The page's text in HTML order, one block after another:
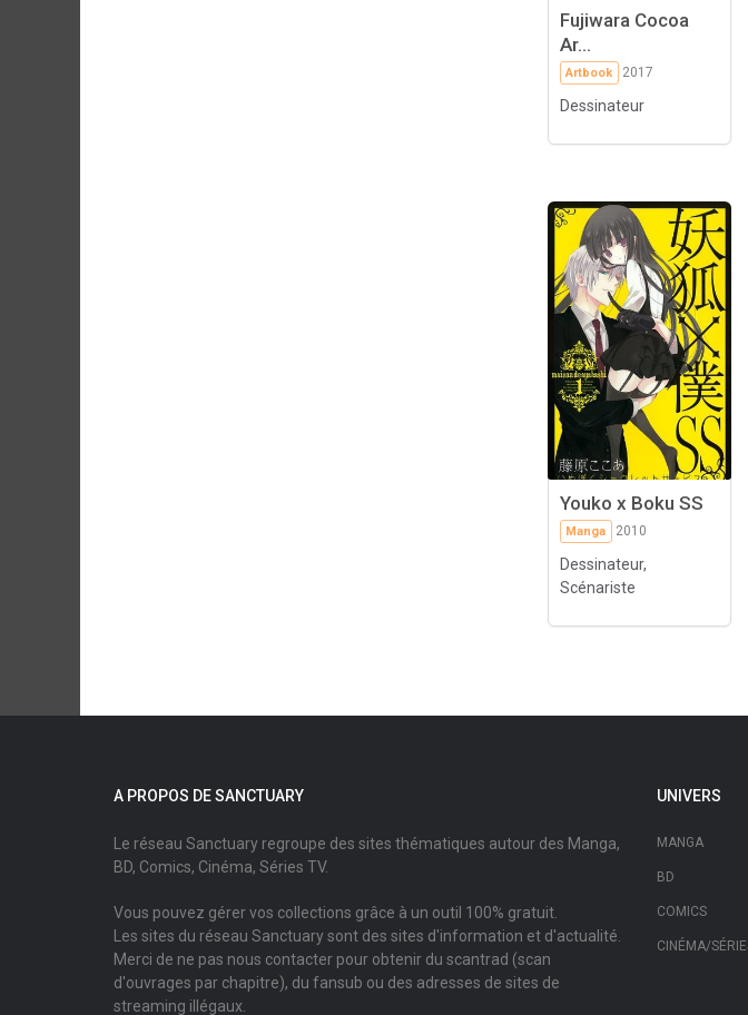
Fujiwara Cocoa
Ar...
Artbook 2017
Dessinateur
Youko x Boku SS
Manga 2010
Dessinateur,
Scénariste
A PROPOS DE SANCTUARY
Le réseau Sanctuary regroupe des sites thématiques autour des Manga,
BD, Comics, Cinéma, Séries TV.
Vous pouvez gérer vos collections grâce à un outil 100% gratuit.
Les sites du réseau Sanctuary sont des sites d'information et d'actualité.
Merci de ne pas nous contacter pour obtenir du scantrad (scan
d'ouvrages par chapitre), du fansub ou des adresses de sites de
streaming illégaux.
UNIVERS
MANGA
BD
COMICS
CINÉMA/